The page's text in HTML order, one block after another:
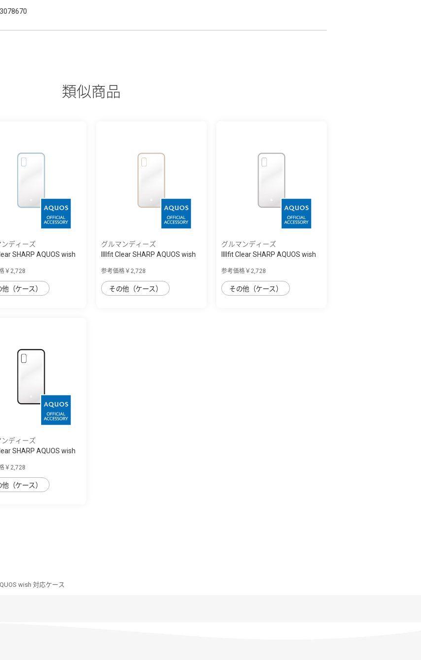
類似商品
ンディーズ
SHARP AQUOS wish
￥2,728
（ケース）
グルマンディーズ
IIIIfit Clear SHARP AQUOS wish
参考価格￥2,728
その他（ケース）
グルマンディーズ
IIIIfit Clear SHARP AQUOS wish
参考価格￥2,728
その他（ケース）
ンディーズ
SHARP AQUOS wish
￥2,728
（ケース）
wish 対応ケース